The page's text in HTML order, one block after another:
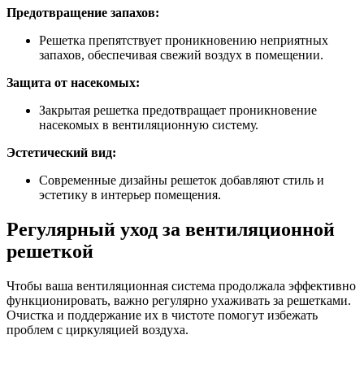
Предотвращение запахов:
Решетка препятствует проникновению неприятных
запахов, обеспечивая свежий воздух в помещении.
Защита от насекомых:
Закрытая решетка предотвращает проникновение
насекомых в вентиляционную систему.
Эстетический вид:
Современные дизайны решеток добавляют стиль и
эстетику в интерьер помещения.
Регулярный уход за вентиляционной
решеткой
Чтобы ваша вентиляционная система продолжала эффективно
функционировать, важно регулярно ухаживать за решетками.
Очистка и поддержание их в чистоте помогут избежать
проблем с циркуляцией воздуха.